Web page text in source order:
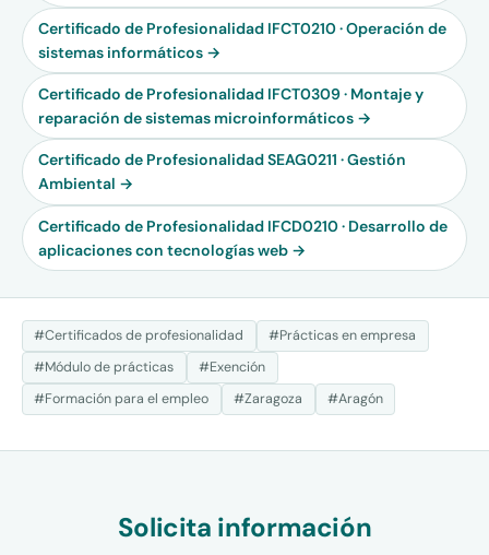
Certificado de Profesionalidad IFCT0210 · Operación de
sistemas informáticos →
Certificado de Profesionalidad IFCT0309 · Montaje y
reparación de sistemas microinformáticos →
Certificado de Profesionalidad SEAG0211 · Gestión
Ambiental →
Certificado de Profesionalidad IFCD0210 · Desarrollo de
aplicaciones con tecnologías web →
#Certificados de profesionalidad
#Prácticas en empresa
#Módulo de prácticas
#Exención
#Formación para el empleo
#Zaragoza #Aragón
Solicita información